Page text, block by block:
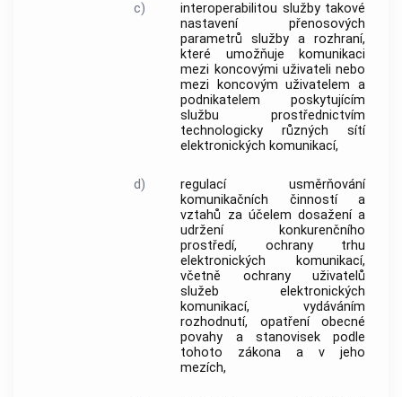
c) interoperabilitou službytakové
nastavení přenosových
parametrů služby a rozhraní,
které umožňuje komunikaci
mezi koncovými uživateli nebo
mezi
koncovým uživatelem a
podnikatelem poskytujícím
službu prostřednictvím
technologicky různých sítí
elektronických komunikací,
d) regulacíusměrňování
komunikačních činností a
vztahů za účelem dosažení a
udržení konkurenčního
prostředí, ochrany trhu
elektronických komunikací,
včetně ochrany uživatelů
služeb elektronických
komunikací, vydáváním
rozhodnutí, opatření obecné
povahy a stanovisek podle
tohoto zákona a v jeho
mezích,